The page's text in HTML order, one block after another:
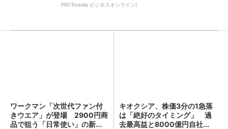
PR(ITmedia ビジネスオンライン)
ワークマン「次世代ファン付
きウエア」が登場 2900円商
品で狙う「日常使い」の新...
キオクシア、株価3分の1急落
は「絶好のタイミング」 過
去最高益と8000億円自社...